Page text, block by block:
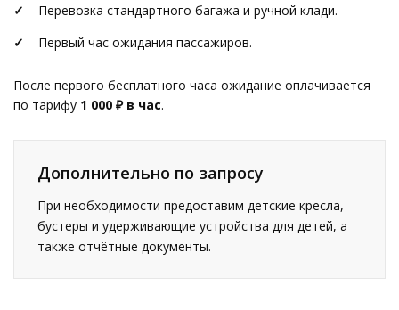
Перевозка стандартного багажа и ручной клади.
Первый час ожидания пассажиров.
После первого бесплатного часа ожидание оплачивается
по тарифу 1 000 ₽ в час.
Дополнительно по запросу
При необходимости предоставим детские кресла,
бустеры и удерживающие устройства для детей, а
также отчётные документы.